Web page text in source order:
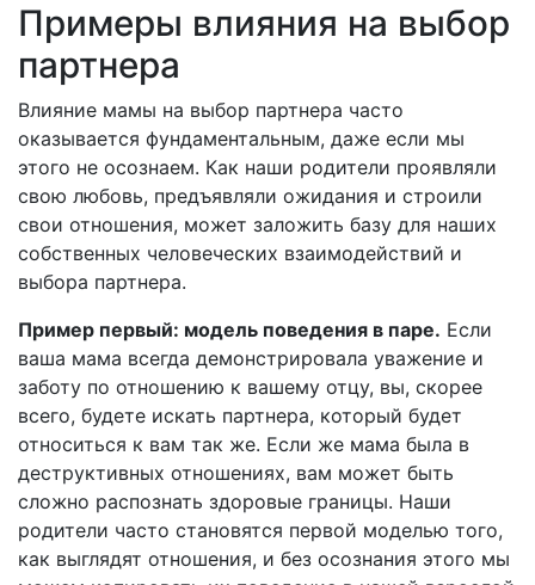
Примеры влияния на выбор
партнера
Влияние мамы на выбор партнера часто
оказывается фундаментальным, даже если мы
этого не осознаем. Как наши родители проявляли
свою любовь, предъявляли ожидания и строили
свои отношения, может заложить базу для наших
собственных человеческих взаимодействий и
выбора партнера.
Пример первый: модель поведения в паре. Если
ваша мама всегда демонстрировала уважение и
заботу по отношению к вашему отцу, вы, скорее
всего, будете искать партнера, который будет
относиться к вам так же. Если же мама была в
деструктивных отношениях, вам может быть
сложно распознать здоровые границы. Наши
родители часто становятся первой моделью того,
как выглядят отношения, и без осознания этого мы